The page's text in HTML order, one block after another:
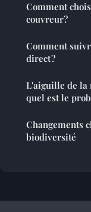
Comment
couvreur?
Comment
direct ?
L'aiguille de la
quel est le
Changements
biodiversité